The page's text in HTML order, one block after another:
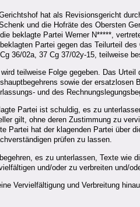
hat als Revisionsgericht
und die Hofräte des Obersten
beklagte Partei Werner N*****,
Partei gegen das Teilurteil
36/02a, 37 Cg 37/02y-15, teilweise
teilweise Folge gegeben. Das
sowie der
und des
Partei ist schuldig, es zu
gilt, ohne deren Zustimmung zu
Partei hat der klagenden Partei über
prüfen zu lassen.
es zu unterlassen, Texte wie
und/oder zu verbreiten und/
Vervielfältigung und Verbreitung